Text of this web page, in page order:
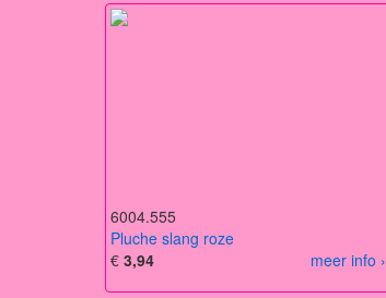
6004.555
Pluche slang roze
meer info ›
€ 3,94